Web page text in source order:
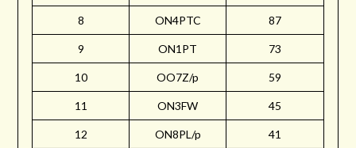
8 ON4PTC 87
9 ON1PT 73
10 OO7Z/p 59
11 ON3FW 45
12 ON8PL/p 41